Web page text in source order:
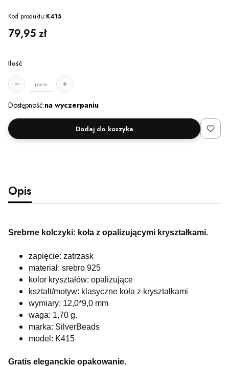
Kod produktu:K415
Cena
79,95 zł
Ilość
para
Dostępność:na wyczerpaniu
Dodaj do koszyka
Opis
Srebrne kolczyki: koła z opalizującymi kryształkami.
zapięcie: zatrzask
materiał: srebro 925
kolor kryształów: opalizujące
kształt/motyw: klasyczne koła z kryształkami
wymiary: 12,0*9,0 mm
waga: 1,70 g.
marka: SilverBeads
model: K415
Gratis eleganckie opakowanie.